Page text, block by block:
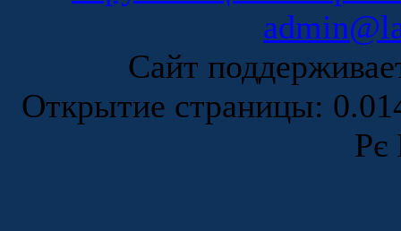
Сайт
Открытие страницы:
Рє